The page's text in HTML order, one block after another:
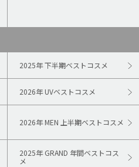
2025年 下半期ベストコスメ
2026年 UVベストコスメ
2026年 MEN 上半期ベストコスメ
2025年 GRAND 年間ベストコス
メ